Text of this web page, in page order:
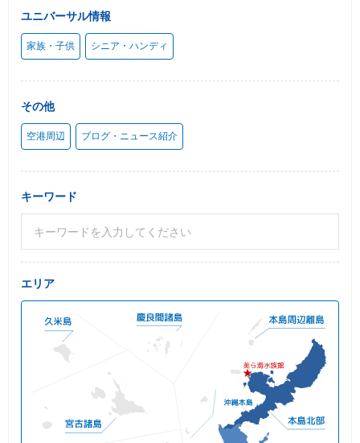
ユニバーサル情報
家族・子供 シニア・ハンディ
その他
空港周辺 ブログ・ニュース紹介
キーワード
エリア